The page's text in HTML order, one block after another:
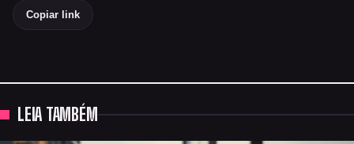
Copiar link
LEIA TAMBÉM